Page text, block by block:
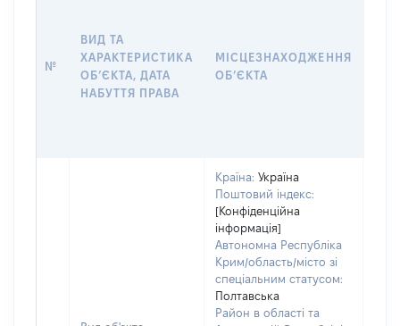
№
ВИД ТА
ХАРАКТЕРИСТИКА
ОБʼЄКТА, ДАТА
НАБУТТЯ ПРАВА
МІСЦЕЗНАХОДЖЕННЯ
ОБʼЄКТА
Країна: Україна
Поштовий індекс:
[Конфіденційна
інформація]
Автономна Республіка
Крим/область/місто зі
спеціальним статусом:
Полтавська
Район в області та